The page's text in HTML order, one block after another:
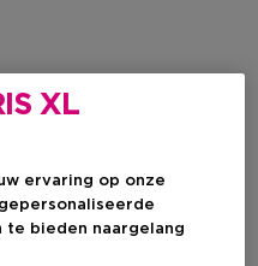
XL
ervaring op onze
te bieden naargelang